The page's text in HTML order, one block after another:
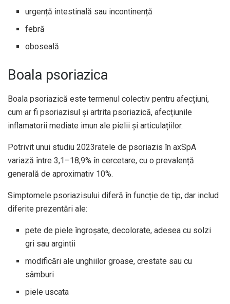
urgență intestinală sau incontinență
febră
oboseală
Boala psoriazica
Boala psoriazică este termenul colectiv pentru afecțiuni,
cum ar fi psoriazisul și artrita psoriazică, afecțiunile
inflamatorii mediate imun ale pielii și articulațiilor.
Potrivit unui studiu 2023ratele de psoriazis în axSpA
variază între 3,1–18,9% în cercetare, cu o prevalență
generală de aproximativ 10%.
Simptomele psoriazisului diferă în funcție de tip, dar includ
diferite prezentări ale:
pete de piele îngroșate, decolorate, adesea cu solzi
gri sau argintii
modificări ale unghiilor groase, crestate sau cu
sâmburi
piele uscata